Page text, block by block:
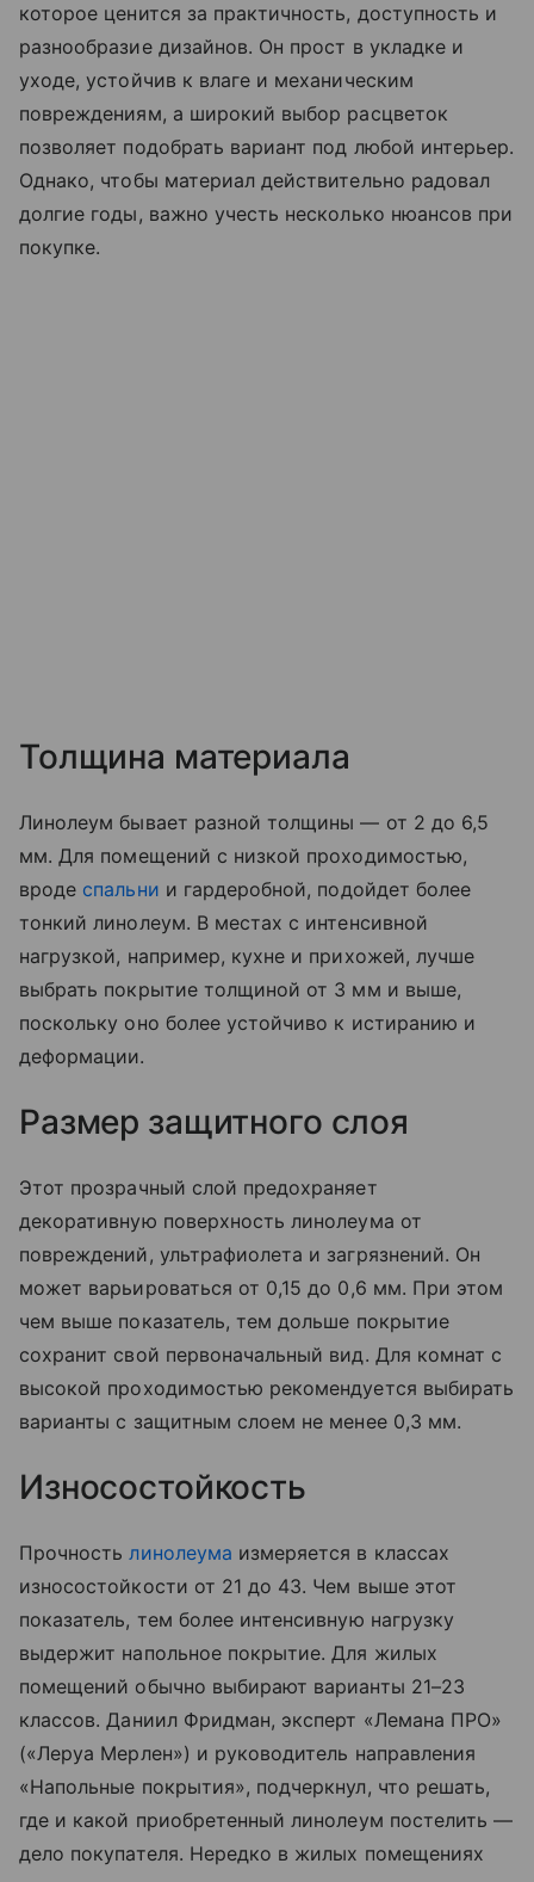
которое ценится за практичность, доступность и
разнообразие дизайнов. Он прост в укладке и
уходе, устойчив к влаге и механическим
повреждениям, а широкий выбор расцветок
позволяет подобрать вариант под любой интерьер.
Однако, чтобы материал действительно радовал
долгие годы, важно учесть несколько нюансов при
покупке.
Толщина материала
Линолеум бывает разной толщины — от 2 до 6,5
мм. Для помещений с низкой проходимостью,
вроде спальни и гардеробной, подойдет более
тонкий линолеум. В местах с интенсивной
нагрузкой, например, кухне и прихожей, лучше
выбрать покрытие толщиной от 3 мм и выше,
поскольку оно более устойчиво к истиранию и
деформации.
Размер защитного слоя
Этот прозрачный слой предохраняет
декоративную поверхность линолеума от
повреждений, ультрафиолета и загрязнений. Он
может варьироваться от 0,15 до 0,6 мм. При этом
чем выше показатель, тем дольше покрытие
сохранит свой первоначальный вид. Для комнат с
высокой проходимостью рекомендуется выбирать
варианты с защитным слоем не менее 0,3 мм.
Износостойкость
Прочность линолеума измеряется в классах
износостойкости от 21 до 43. Чем выше этот
показатель, тем более интенсивную нагрузку
выдержит напольное покрытие. Для жилых
помещений обычно выбирают варианты 21–23
классов. Даниил Фридман, эксперт «Лемана ПРО»
(«Леруа Мерлен») и руководитель направления
«Напольные покрытия», подчеркнул, что решать,
где и какой приобретенный линолеум постелить —
дело покупателя. Нередко в жилых помещениях